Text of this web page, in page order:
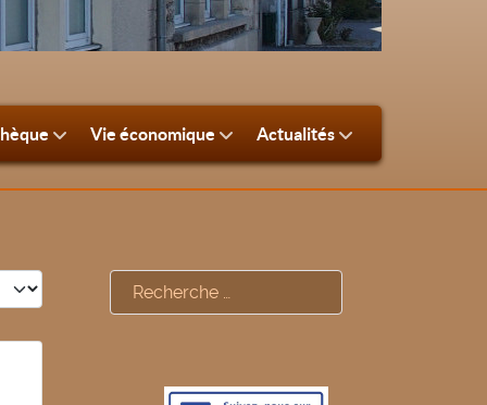
Vie économique Actualités
Rechercher